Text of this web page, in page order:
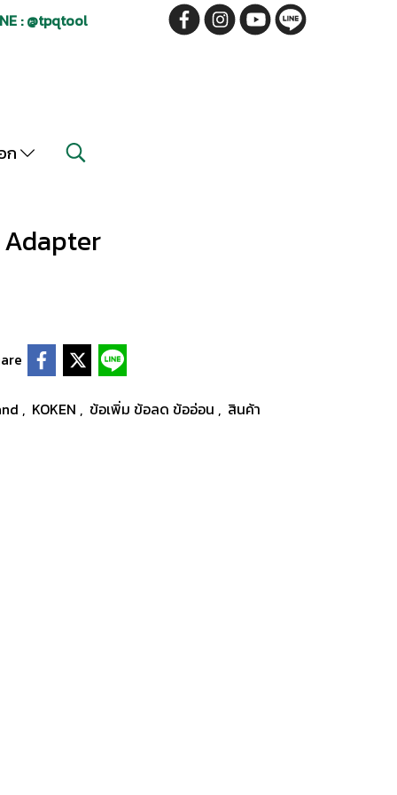
: @tpqtool
ก
Adapter
, KOKEN , ข้อเพิ่ม ข้อลด ข้ออ่อน , สินค้า